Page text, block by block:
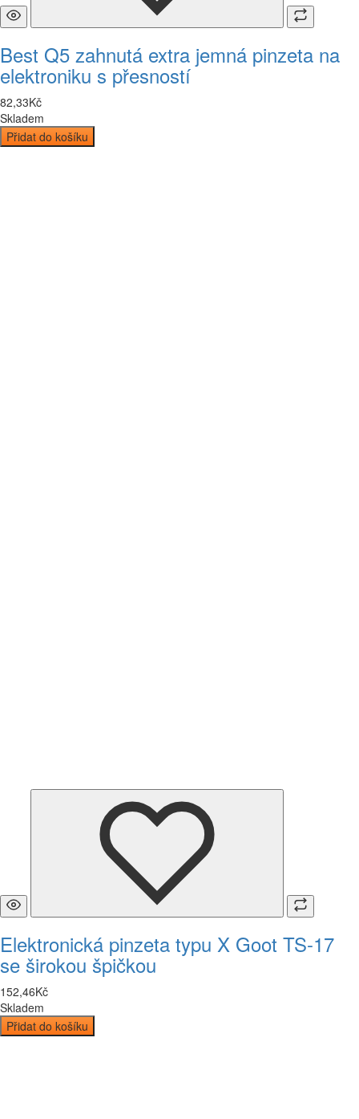
Best Q5 zahnutá extra jemná pinzeta na
elektroniku s přesností
82,33Kč
Skladem
Přidat do košíku
Elektronická pinzeta typu X Goot TS-17
se širokou špičkou
152,46Kč
Skladem
Přidat do košíku